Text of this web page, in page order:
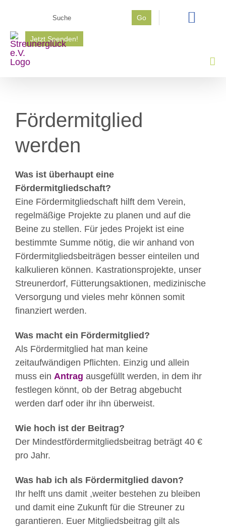
springen
Go
Jetzt Spenden!
Fördermitglied
werden
Was ist überhaupt eine
Fördermitgliedschaft?
Eine Fördermitgliedschaft hilft dem Verein,
regelmäßige Projekte zu planen und auf die
Beine zu stellen. Für jedes Projekt ist eine
bestimmte Summe nötig, die wir anhand von
Fördermitgliedsbeiträgen besser einteilen und
kalkulieren können. Kastrationsprojekte, unser
Streunerdorf, Fütterungsaktionen, medizinische
Versorgung und vieles mehr können somit
finanziert werden.
Was macht ein Fördermitglied?
Als Fördermitglied hat man keine
zeitaufwändigen Pflichten. Einzig und allein
muss ein Antrag ausgefüllt werden, in dem ihr
festlegen könnt, ob der Betrag abgebucht
werden darf oder ihr ihn überweist.
Wie hoch ist der Beitrag?
Der Mindestfördermitgliedsbeitrag beträgt 40 €
pro Jahr.
Was hab ich als Fördermitglied davon?
Ihr helft uns damit ,weiter bestehen zu bleiben
und damit eine Zukunft für die Streuner zu
garantieren. Euer Mitgliedsbeitrag gilt als